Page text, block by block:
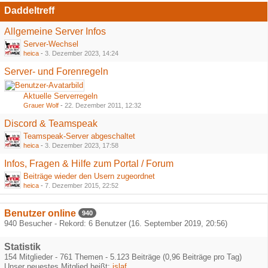
Daddeltreff
Allgemeine Server Infos
Server-Wechsel
heica - 3. Dezember 2023, 14:24
Server- und Forenregeln
Aktuelle Serverregeln
Grauer Wolf - 22. Dezember 2011, 12:32
Discord & Teamspeak
Teamspeak-Server abgeschaltet
heica - 3. Dezember 2023, 17:58
Infos, Fragen & Hilfe zum Portal / Forum
Beiträge wieder den Usern zugeordnet
heica - 7. Dezember 2015, 22:52
Benutzer online 940
940 Besucher - Rekord: 6 Benutzer (16. September 2019, 20:56)
Statistik
154 Mitglieder - 761 Themen - 5.123 Beiträge (0,96 Beiträge pro Tag)